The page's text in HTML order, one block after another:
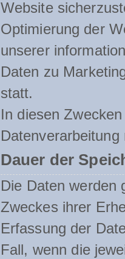
Website
Optimierung der
unserer
Daten zu
statt.
In diesen
Dauer der
Die Daten werden
Zweckes ihrer
Erfassung der
Fall, wenn die